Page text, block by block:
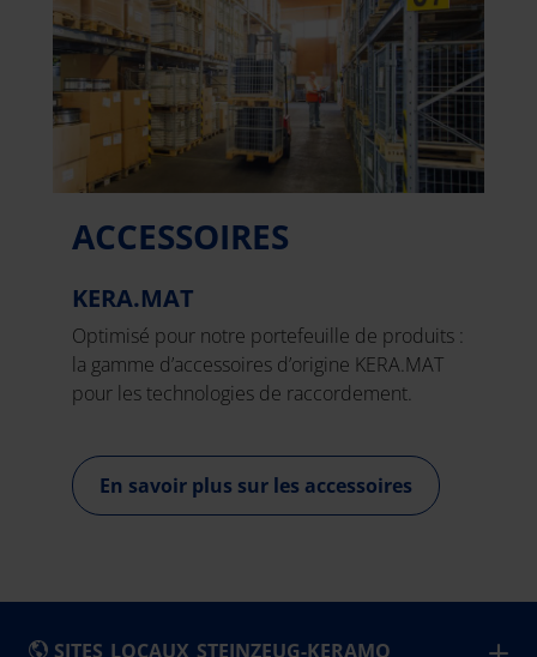
ACCESSOIRES
KERA.MAT
Optimisé pour notre portefeuille de produits :
la gamme d’accessoires d’origine KERA.MAT
pour les technologies de raccordement.
En savoir plus sur les accessoires
SITES LOCAUX STEINZEUG-KERAMO